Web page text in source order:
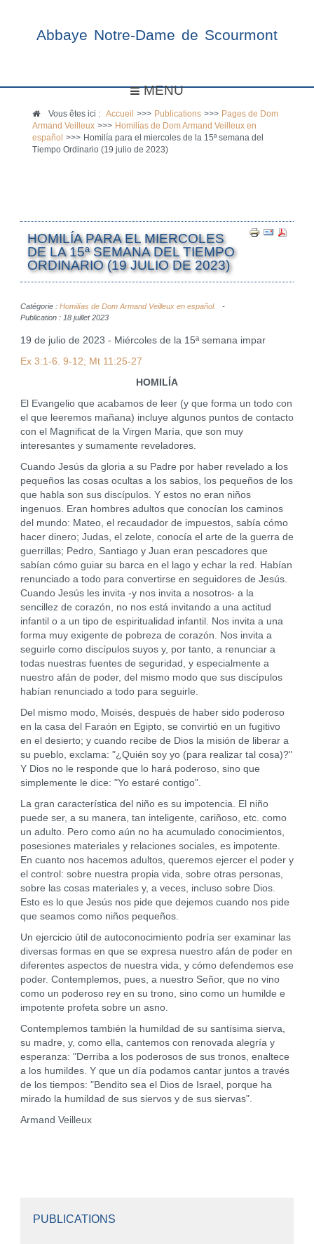
Abbaye Notre-Dame de Scourmont
MENU
Vous êtes ici :Accueil >>> Publications >>> Pages de Dom
Armand Veilleux >>> Homilías de Dom Armand Veilleux en
español
>>> Homilía para el miercoles de la 15ª semana del
Tiempo Ordinario (19 julio de 2023)
HOMILÍA PARA EL MIERCOLES
DE LA 15ª SEMANA DEL TIEMPO
ORDINARIO (19 JULIO DE 2023)
Catégorie : Homilías de Dom Armand Veilleux en español.
Publication : 18 juillet 2023
19 de julio de 2023 - Miércoles de la 15ª semana impar
Ex 3:1-6. 9-12; Mt 11:25-27
HOMILÍA
El Evangelio que acabamos de leer (y que forma un todo con
el que leeremos mañana) incluye algunos puntos de contacto
con el Magnificat de la Virgen María, que son muy
interesantes y sumamente reveladores.
Cuando Jesús da gloria a su Padre por haber revelado a los
pequeños las cosas ocultas a los sabios, los pequeños de los
que habla son sus discípulos. Y estos no eran niños
ingenuos. Eran hombres adultos que conocían los caminos
del mundo: Mateo, el recaudador de impuestos, sabía cómo
hacer dinero; Judas, el zelote, conocía el arte de la guerra de
guerrillas; Pedro, Santiago y Juan eran pescadores que
sabían cómo guiar su barca en el lago y echar la red. Habían
renunciado a todo para convertirse en seguidores de Jesús.
Cuando Jesús les invita -y nos invita a nosotros- a la
sencillez de corazón, no nos está invitando a una actitud
infantil o a un tipo de espiritualidad infantil. Nos invita a una
forma muy exigente de pobreza de corazón. Nos invita a
seguirle como discípulos suyos y, por tanto, a renunciar a
todas nuestras fuentes de seguridad, y especialmente a
nuestro afán de poder, del mismo modo que sus discípulos
habían renunciado a todo para seguirle.
Del mismo modo, Moisés, después de haber sido poderoso
en la casa del Faraón en Egipto, se convirtió en un fugitivo
en el desierto; y cuando recibe de Dios la misión de liberar a
su pueblo, exclama: "¿Quién soy yo (para realizar tal cosa)?"
Y Dios no le responde que lo hará poderoso, sino que
simplemente le dice: "Yo estaré contigo".
La gran característica del niño es su impotencia. El niño
puede ser, a su manera, tan inteligente, cariñoso, etc. como
un adulto. Pero como aún no ha acumulado conocimientos,
posesiones materiales y relaciones sociales, es impotente.
En cuanto nos hacemos adultos, queremos ejercer el poder y
el control: sobre nuestra propia vida, sobre otras personas,
sobre las cosas materiales y, a veces, incluso sobre Dios.
Esto es lo que Jesús nos pide que dejemos cuando nos pide
que seamos como niños pequeños.
Un ejercicio útil de autoconocimiento podría ser examinar las
diversas formas en que se expresa nuestro afán de poder en
diferentes aspectos de nuestra vida, y cómo defendemos ese
poder. Contemplemos, pues, a nuestro Señor, que no vino
como un poderoso rey en su trono, sino como un humilde e
impotente profeta sobre un asno.
Contemplemos también la humildad de su santísima sierva,
su madre, y, como ella, cantemos con renovada alegría y
esperanza: "Derriba a los poderosos de sus tronos, enaltece
a los humildes. Y que un día podamos cantar juntos a través
de los tiempos: "Bendito sea el Dios de Israel, porque ha
mirado la humildad de sus siervos y de sus siervas".
Armand Veilleux
PUBLICATIONS